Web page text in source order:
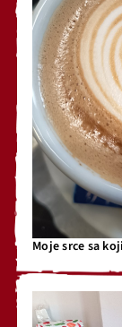
Moje srce sa